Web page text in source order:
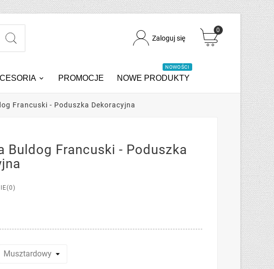
Zaloguj się
0
PROMOCJE NOWE PRODUKTY
NOWOŚCI
Francuski - Poduszka Dekoracyjna
Buldog Francuski - Poduszka